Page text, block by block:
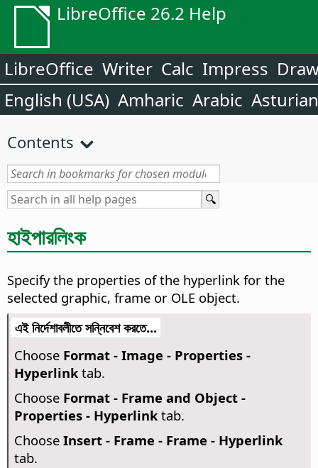
LibreOffice 26.2 Help
LibreOffice Writer Calc Impress
English (USA) Amharic Arabic Asturian
Contents
হাইপারলিংক
Specify the properties of the hyperlink for the
selected graphic, frame or OLE object.
এই নির্দেশাবলীতে সন্নিবেশ করতে...
Choose Format - Image - Properties -
Hyperlinktab.
Choose Format - Frame and Object -
Properties - Hyperlinktab.
Choose Insert - Frame - Frame - Hyperlink
tab.